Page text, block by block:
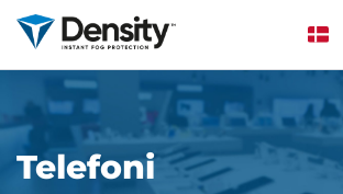
Telefoni